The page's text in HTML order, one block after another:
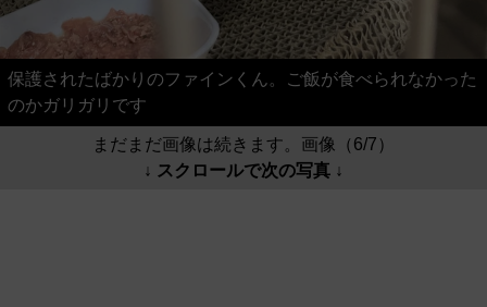
保護されたばかりのファインくん。ご飯が食べられなかった
のかガリガリです
まだまだ画像は続きます。画像（6/7）
↓ スクロールで次の写真 ↓